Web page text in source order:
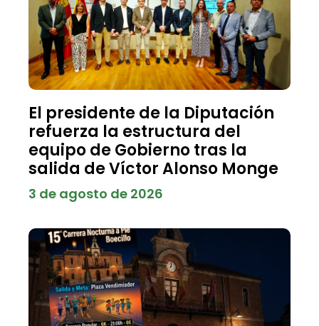
El presidente de la Diputación
refuerza la estructura del
equipo de Gobierno tras la
salida de Víctor Alonso Monge
3 de agosto de 2026